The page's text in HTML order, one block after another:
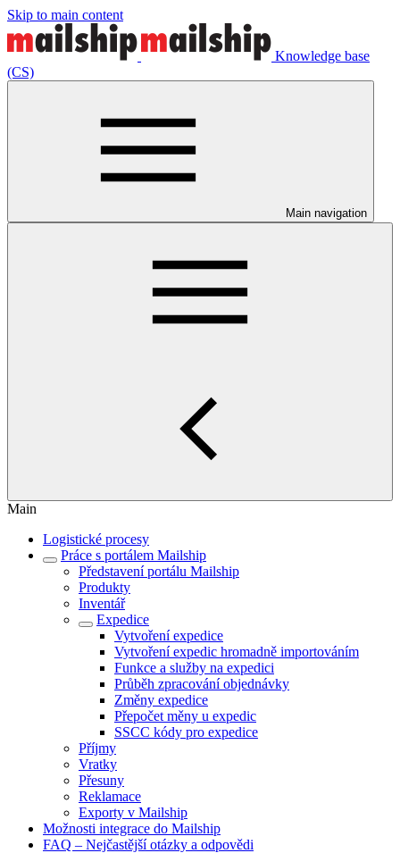
Skip to main content
Knowledge base
(CS)
Main navigation
Main
Logistické procesy
Práce s portálem Mailship
Představení portálu Mailship
Produkty
Inventář
Expedice
Vytvoření expedice
Vytvoření expedic hromadně importováním
Funkce a služby na expedici
Průběh zpracování objednávky
Změny expedice
Přepočet měny u expedic
SSCC kódy pro expedice
Příjmy
Vratky
Přesuny
Reklamace
Exporty v Mailship
Možnosti integrace do Mailship
FAQ – Nejčastější otázky a odpovědi